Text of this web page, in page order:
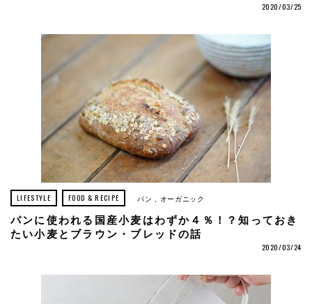
2020/03/25
LIFESTYLE FOOD & RECIPE パン オーガニック
パンに使われる国産小麦はわずか４％！？知っておき
たい小麦とブラウン・ブレッドの話
2020/03/24